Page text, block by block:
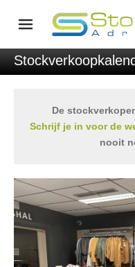
De
Schrijf je in voor de
nooit